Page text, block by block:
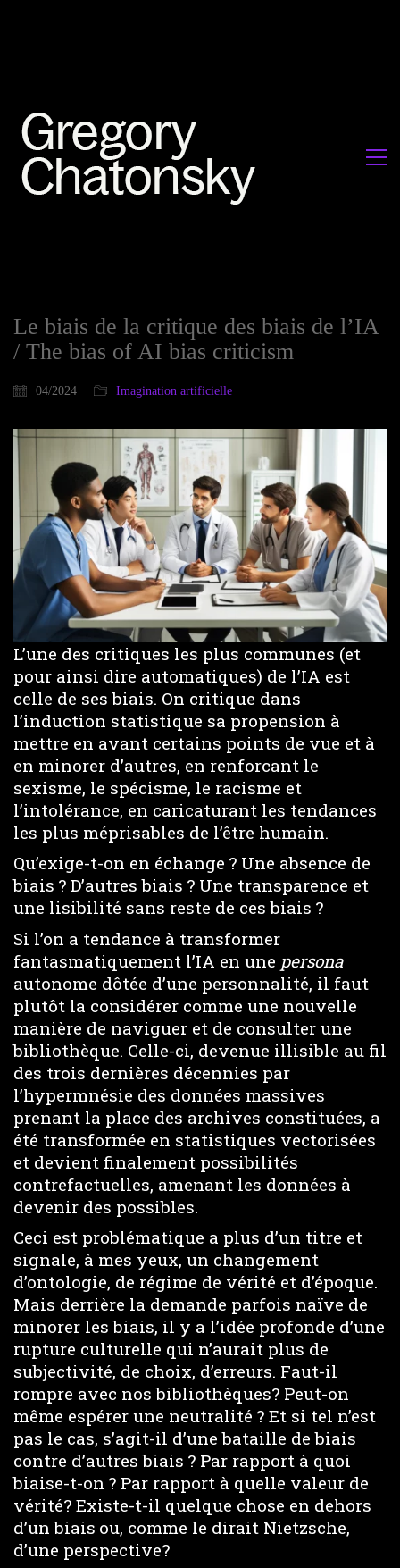
Le biais de la critique des biais de l’IA
/ The bias of AI bias criticism
04/2024 Imagination artificielle
L’une des critiques les plus communes (et
pour ainsi dire automatiques) de l’IA est
celle de ses biais. On critique dans
l’induction statistique sa propension à
mettre en avant certains points de vue et à
en minorer d’autres, en renforcant le
sexisme, le spécisme, le racisme et
l’intolérance, en caricaturant les tendances
les plus méprisables de l’être humain.
Qu’exige-t-on en échange ? Une absence de
biais ? D’autres biais ? Une transparence et
une lisibilité sans reste de ces biais ?
Si l’on a tendance à transformer
fantasmatiquement l’IA en une persona
autonome dôtée d’une personnalité, il faut
plutôt la considérer comme une nouvelle
manière de naviguer et de consulter une
bibliothèque. Celle-ci, devenue illisible au fil
des trois dernières décennies par
l’hypermnésie des données massives
prenant la place des archives constituées, a
été transformée en statistiques vectorisées
et devient finalement possibilités
contrefactuelles, amenant les données à
devenir des possibles.
Ceci est problématique a plus d’un titre et
signale, à mes yeux, un changement
d’ontologie, de régime de vérité et d’époque.
Mais derrière la demande parfois naïve de
minorer les biais, il y a l’idée profonde d’une
rupture culturelle qui n’aurait plus de
subjectivité, de choix, d’erreurs. Faut-il
rompre avec nos bibliothèques? Peut-on
même espérer une neutralité ? Et si tel n’est
pas le cas, s’agit-il d’une bataille de biais
contre d’autres biais ? Par rapport à quoi
biaise-t-on ? Par rapport à quelle valeur de
vérité? Existe-t-il quelque chose en dehors
d’un biais ou, comme le dirait Nietzsche,
d’une perspective?